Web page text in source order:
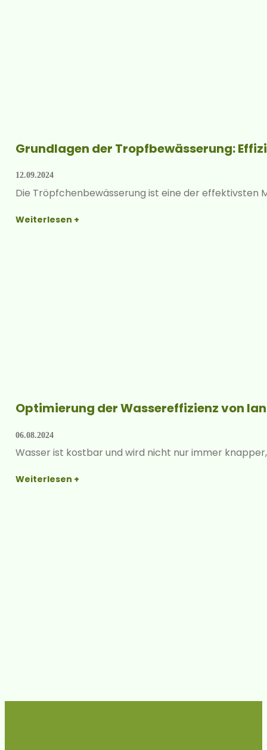
Grundlagen der Tropf­bewässerung:
12.09.2024
Die Tröpfchen­bewässerung ist eine der effektivsten
Weiterlesen +
Optimierung der Wasser­­effizienz von
06.08.2024
Wasser ist kostbar und wird nicht nur immer
Weiterlesen +